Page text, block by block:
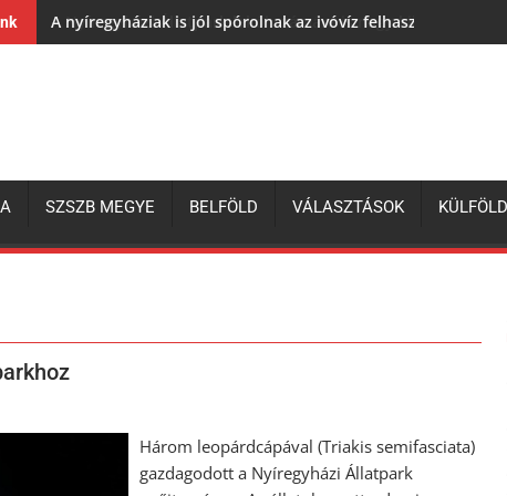
A nyíregyháziak is jól spórolnak az ivóvíz felhasználásával, a
SZSZB MEGYE BELFÖLD VÁLASZTÁSOK KÜLFÖLD
Három leopárdcápával (Triakis semifasciata)
gazdagodott a Nyíregyházi Állatpark